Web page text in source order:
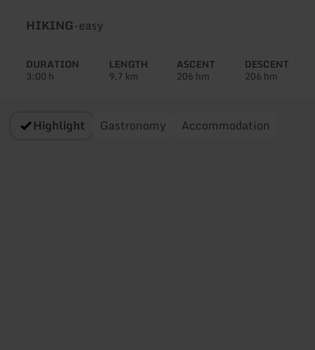
Type
tour:
HIKING-Difficulty:
easy
DURATION
3:00 h
LENGTH
9.7 km
ASCENT
206 hm
DESCENT
206 hm
Highlight Gastronomy Accommodation